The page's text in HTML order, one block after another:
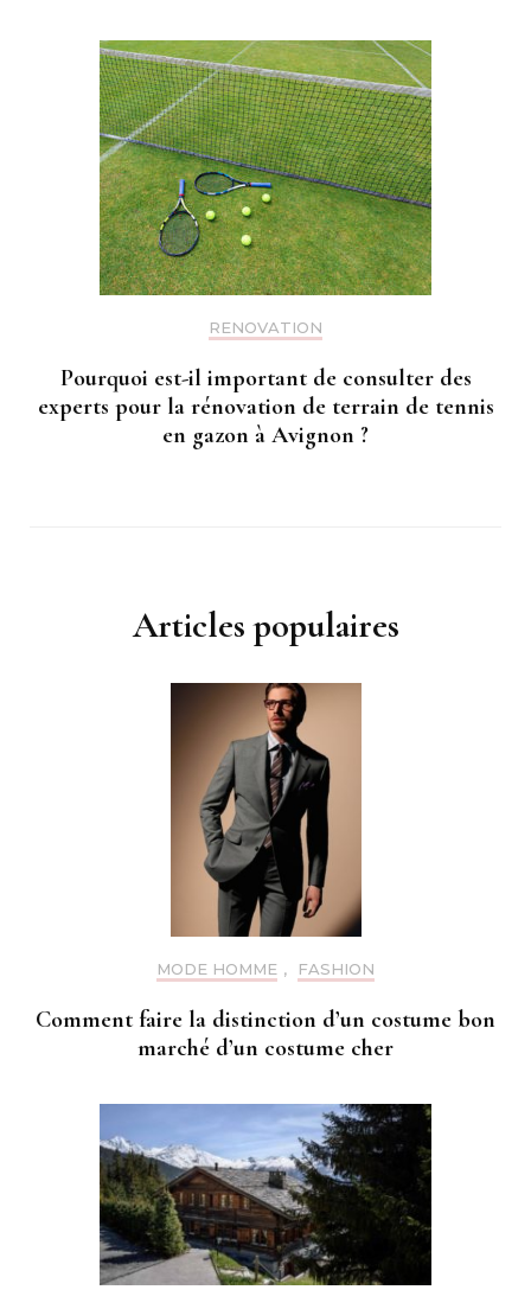
RENOVATION
Pourquoi est-il important de consulter des
experts pour la rénovation de terrain de tennis
en gazon à Avignon ?
Articles populaires
MODE HOMME , FASHION
Comment faire la distinction d’un costume bon
marché d’un costume cher